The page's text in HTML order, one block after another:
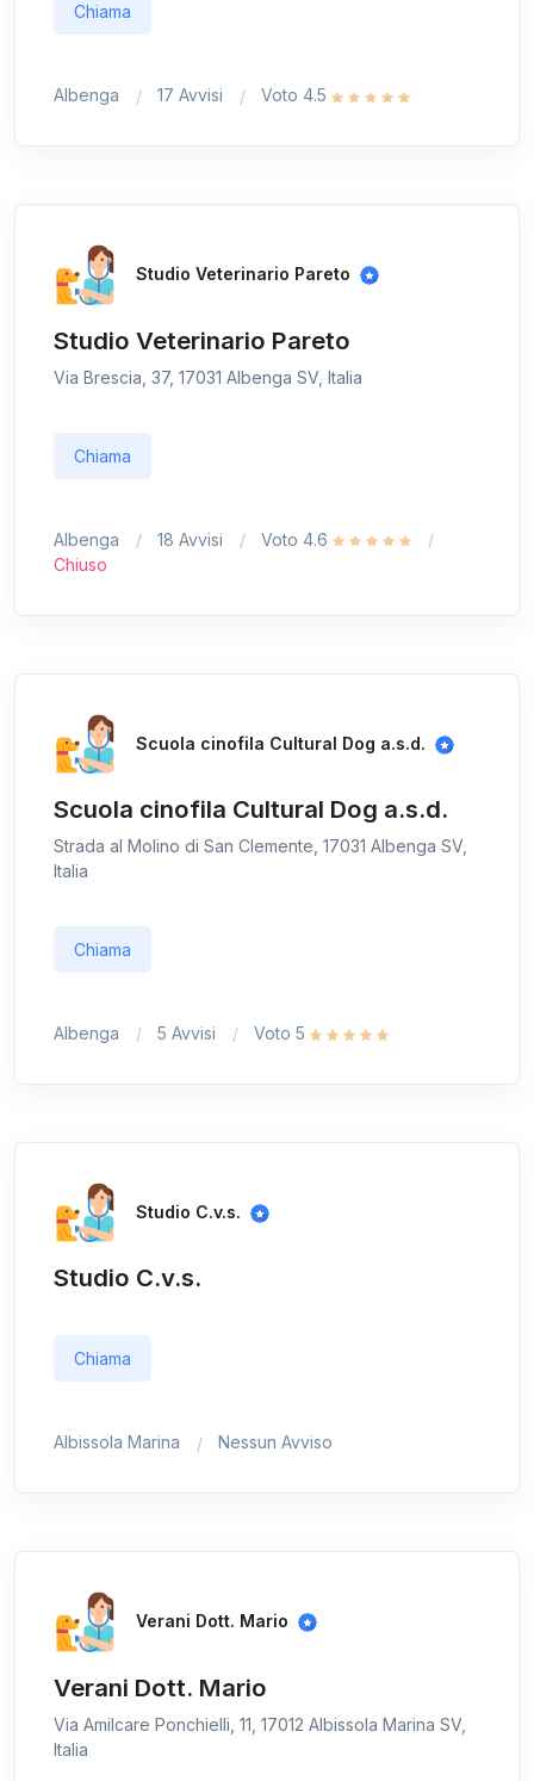
Chiama
Albenga 17 Avvisi Voto 4.5
Studio Veterinario Pareto
Studio Veterinario Pareto
Via Brescia, 37, 17031 Albenga SV, Italia
Chiama
Albenga 18 Avvisi
Voto 4.6
Chiuso
Scuola cinofila Cultural Dog a.s.d.
Scuola cinofila Cultural Dog a.s.d.
Strada al Molino di San Clemente, 17031 Albenga SV,
Italia
Chiama
Albenga 5 Avvisi Voto 5
Studio C.v.s.
Studio C.v.s.
Chiama
Albissola Marina Nessun Avviso
Verani Dott. Mario
Verani Dott. Mario
Via Amilcare Ponchielli, 11, 17012 Albissola Marina SV,
Italia